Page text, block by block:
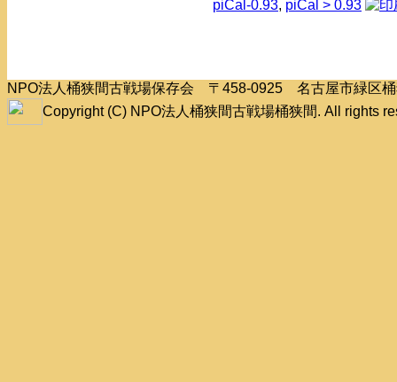
piCal-0.93, piCal > 0.93
NPO法人桶狭間古戦場保存会 〒458-0925 名古屋市緑区
Copyright (C) NPO法人桶狭間古戦場桶狭間. All rights